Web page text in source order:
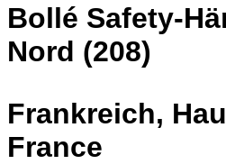
Bollé Safety-
Nord (208)
Frankreich,
France